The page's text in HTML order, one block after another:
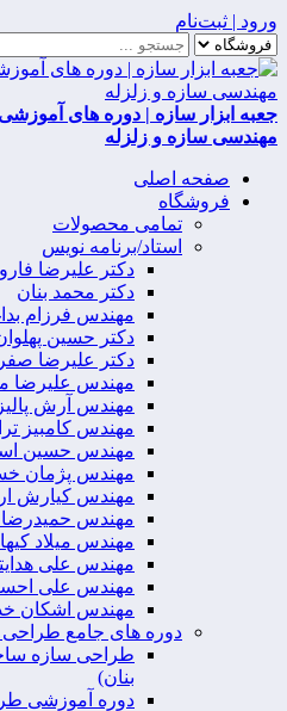
ورود | ثبت‌نام
جعبه ابزار سازه | دوره های
مهندسی سازه و زلزله
صفحه اصلی
فروشگاه
تمامی محصولات
استاد/برنامه نویس
دکتر علیرضا
دکتر محمد بنان
مهندس فرزام
دکتر حسین
دکتر علیرضا
مهندس علیرضا
مهندس آرش
مهندس کامبیز
مهندس حسین
مهندس پژمان
مهندس کیارش
مهندس حمیدرضا
مهندس میلاد
مهندس علی
مهندس علی
مهندس اشکان
دوره های جامع طراحی
طراحی سازه
بنان)
دوره آموزشی